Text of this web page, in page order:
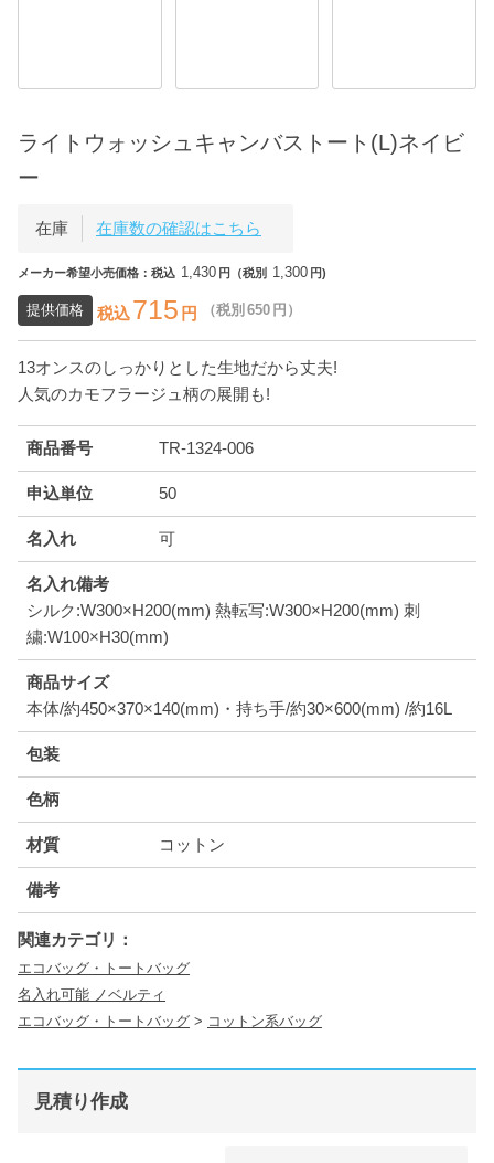
ライトウォッシュキャンバストート(L)ネイビ
ー
在庫 在庫数の確認はこちら
メーカー希望小売価格：税込 1,430 円（税別 1,300 円)
提供価格 税込715 円 （税別 650 円）
13オンスのしっかりとした生地だから丈夫!
人気のカモフラージュ柄の展開も!
商品番号 TR-1324-006
申込単位 50
名入れ 可
名入れ備考
シルク:W300×H200(mm) 熱転写:W300×H200(mm) 刺
繍:W100×H30(mm)
商品サイズ
本体/約450×370×140(mm)・持ち手/約30×600(mm) /約16L
包装
色柄
材質 コットン
備考
関連カテゴリ：
エコバッグ・トートバッグ
名入れ可能 ノベルティ
エコバッグ・トートバッグ > コットン系バッグ
見積り作成